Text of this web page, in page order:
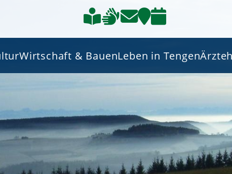
Wirtschaft & BauenLeben in Tengen